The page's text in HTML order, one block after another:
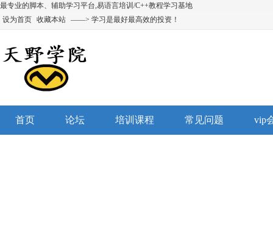
最专业的脚本、辅助学习平台,易语言培训/C++教程学习基地
设为首页 收藏本站 ——> 学习是最好最高效的投资！
首页 论坛 培训课程 常见问题 vip